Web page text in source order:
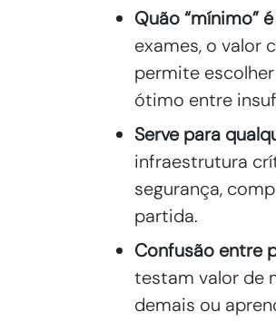
Quão “mínimo”
exames, o valor
permite
ótimo entre
Serve para
infraestrutura
segurança,
partida.
Confusão entre
testam valor de
demais ou